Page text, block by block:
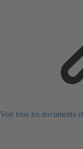
Voir tous les documents